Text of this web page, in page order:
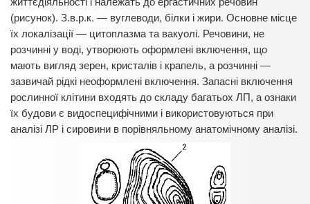
(рисунок). З.в.р.к. — вуглеводи, білки і жири. Основне місце
їх локалізації — цитоплазма та вакуолі. Речовини, не
розчинні у воді, утворюють оформлені включення, що
мають вигляд зерен, кристалів і крапель, а розчинні —
зазвичай рідкі неоформлені включення. Запасні включення
рослинної клітини входять до складу багатьох ЛП, а ознаки
їх будови є видоспецифічними і використовуються при
аналізі ЛР і сировини в порівняльному анатомічному аналізі.